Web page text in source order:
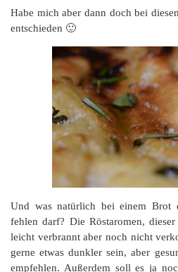
Habe mich aber dann doch bei
entschieden 🙂
Und was natürlich bei einem
fehlen darf? Die Röstaromen,
leicht verbrannt aber noch nicht
gerne etwas dunkler sein, aber
empfehlen. Außerdem soll es ja